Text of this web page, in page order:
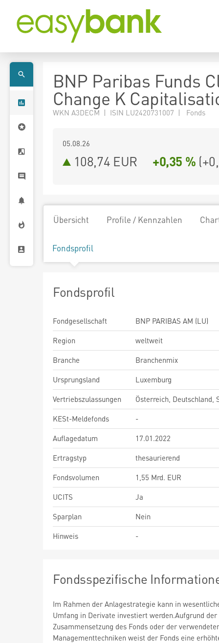
BNP Paribas Funds
Change K
WKN A3DECM | ISIN LU2420731007 | Fonds
05.08.26
108,74 EUR +0,35 % (
Übersicht Profile / Kennzahlen
Fondsprofil
Fondsprofil
Fondgesellschaft
BNP PARIBAS AM (LU)
Region
weltweit
Branche
Branchenmix
Ursprungsland
Luxemburg
Vertriebszulassungen
Österreich, Deutschland,
KESt-Meldefonds
-
Auflagedatum
17.01.2022
Ertragstyp
thesaurierend
Fondsvolumen
1,55 Mrd. EUR
UCITS
Ja
Sparplan
Nein
Hinweis
-
Fondsspezifische
Im Rahmen der Anlagestrategie kann in
Umfang in Derivate investiert werden.Aufgrund der
Zusammensetzung des Fonds oder der
Managementtechniken weist der Fonds eine